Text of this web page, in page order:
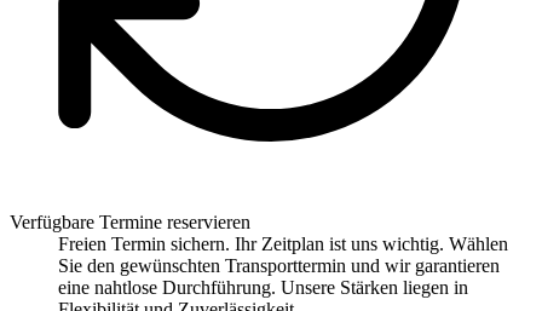
Verfügbare Termine reservieren
Freien Termin sichern. Ihr Zeitplan ist uns wichtig. Wählen
Sie den gewünschten Transporttermin und wir garantieren
eine nahtlose Durchführung. Unsere Stärken liegen in